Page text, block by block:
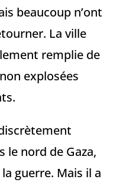
beaucoup n’ont
La ville
remplie de
explosées
le nord de Gaza,
guerre. Mais il a